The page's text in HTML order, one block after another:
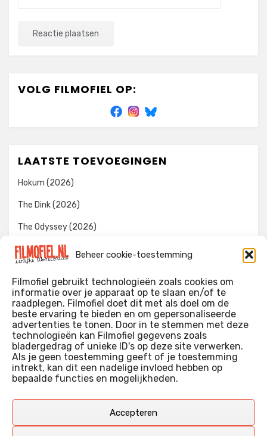
Beheer cookie-toestemming
Filmofiel gebruikt technologieën zoals cookies om
informatie over je apparaat op te slaan en/of te
raadplegen. Filmofiel doet dit met als doel om de
beste ervaring te bieden en om gepersonaliseerde
advertenties te tonen. Door in te stemmen met deze
technologieën kan Filmofiel gegevens zoals
bladergedrag of unieke ID's op deze site verwerken.
Als je geen toestemming geeft of je toestemming
intrekt, kan dit een nadelige invloed hebben op
bepaalde functies en mogelijkheden.
Accepteren
VOLG FILMOFIEL OP:
LAATSTE TOEVOEGINGEN
Hokum (2026)
The Dink (2026)
The Odyssey (2026)
Evil Dead Burn (2026)
WIE IK BEN…?
Ik ben ooit begonnen met m’n recensies omdat ik zoveel
films keek dat ik af en toe niet meer wist welke ik nu wel of
niet gezien had. Ik ben een filmliefhebber, heb als hobby nog
erg lang in een videotheek gewerkt, en heb als coproducent
Deze recensies zijn dan ook vooral vrij pretentieloze